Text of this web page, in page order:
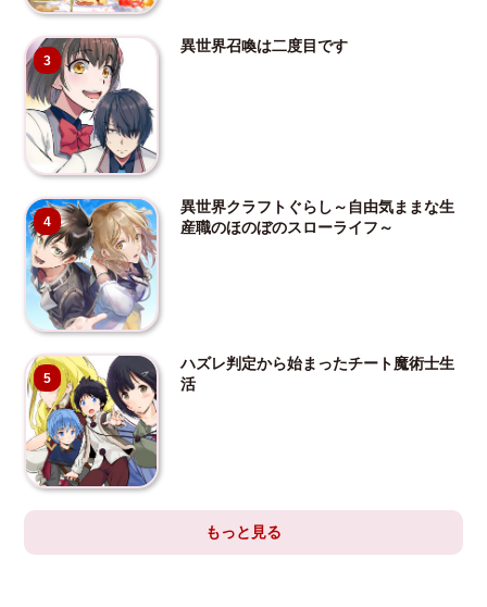
3
異世界召喚は二度目です
4
異世界クラフトぐらし～自由気ままな生
産職のほのぼのスローライフ～
5
ハズレ判定から始まったチート魔術士生
活
もっと見る